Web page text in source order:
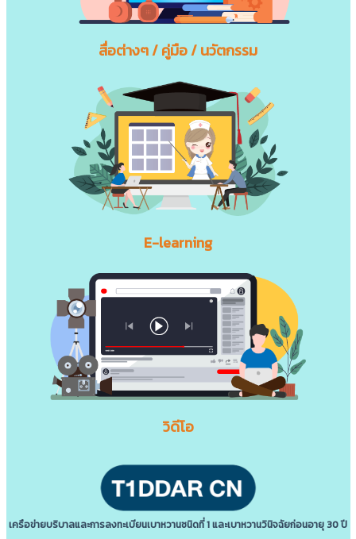
สื่อต่างๆ / คู่มือ / นวัตกรรม
E-learning
วิดีโอ
เครือข่ายบริบาลและการลงทะเบียนเบาหวานชนิดที่ 1 และเบาหวานวินิจฉัยก่อนอายุ 30 ปี